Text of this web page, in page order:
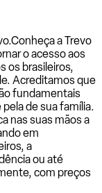
Conheça a Trevo
o acesso aos
os brasileiros,
Acreditamos que
fundamentais
de sua família.
nas suas mãos a
em
a
ou até
com preços